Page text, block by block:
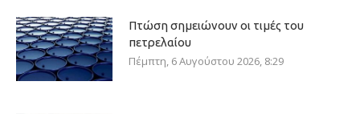
Πτώση σημειώνουν οι τιμές του
πετρελαίου
Πέμπτη, 6 Αυγούστου 2026, 8:29